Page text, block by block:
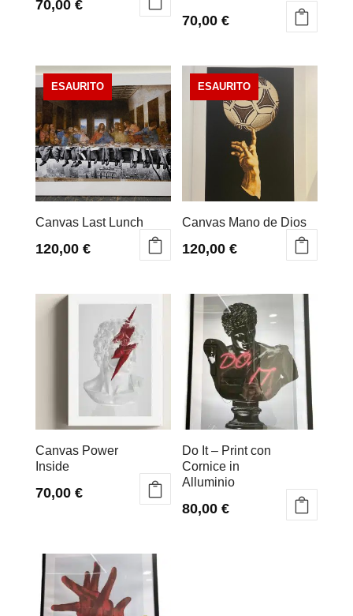
70,00 €
70,00€
Canvas Last Lunch
120,00 €
Canvas Mano de Dios
120,00€
Canvas Power
Inside
70,00 €
Do It – Print con
Cornice in
Alluminio
80,00€